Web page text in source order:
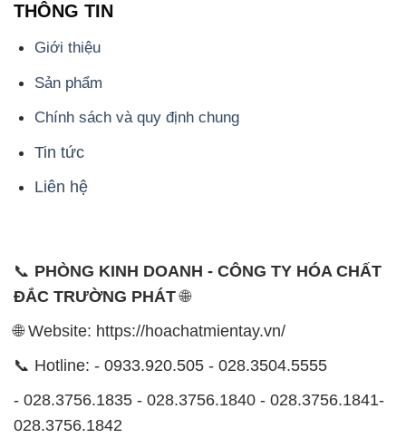
THÔNG TIN
Giới thiệu
Sản phẩm
Chính sách và quy định chung
Tin tức
Liên hệ
📞 PHÒNG KINH DOANH - CÔNG TY HÓA CHẤT
ĐẮC TRƯỜNG PHÁT🌐
🌐 Website: https://hoachatmientay.vn/
📞 Hotline: - 0933.920.505 - 028.3504.5555
- 028.3756.1835 - 028.3756.1840 - 028.3756.1841-
028.3756.1842